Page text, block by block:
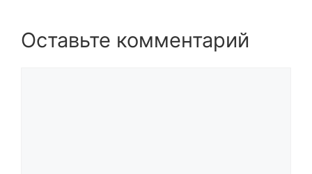
Оставьте комментарий